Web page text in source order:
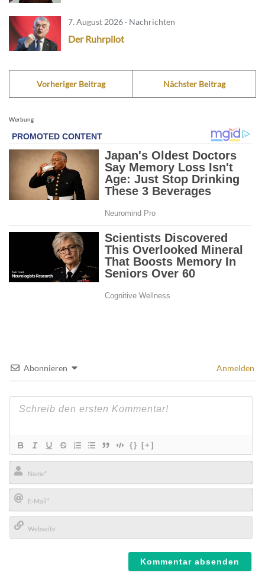
7. August 2026 · Nachrichten
Der Ruhrpilot
Vorheriger Beitrag Nächster Beitrag
Werbung
Abonnieren Anmelden
{} [+]
Name*
E-
Mail*